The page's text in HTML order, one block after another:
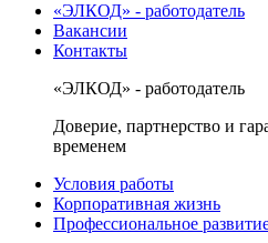
«ЭЛКОД» - работодатель
Вакансии
Контакты
«ЭЛКОД» - работодатель
Доверие, партнерство и
временем
Условия работы
Корпоративная жизнь
Профессиональное